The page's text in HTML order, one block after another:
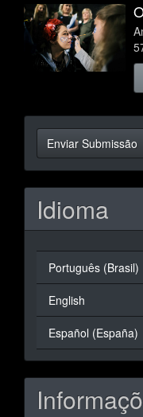
Enviar
Submissão
Enviar Submissão
Idioma
Português (Brasil)
English
Español (España)